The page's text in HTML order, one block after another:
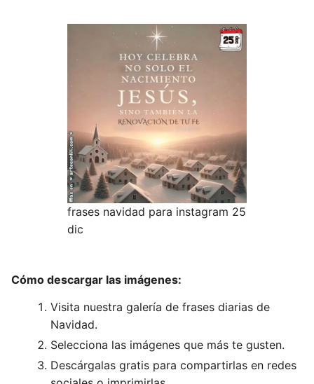
frases navidad para instagram 25
dic
Cómo descargar las imágenes:
Visita nuestra galería de frases diarias de
Navidad.
Selecciona las imágenes que más te gusten.
Descárgalas gratis para compartirlas en redes